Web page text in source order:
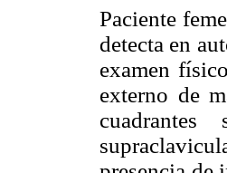
Paciente
detecta en
examen
externo de